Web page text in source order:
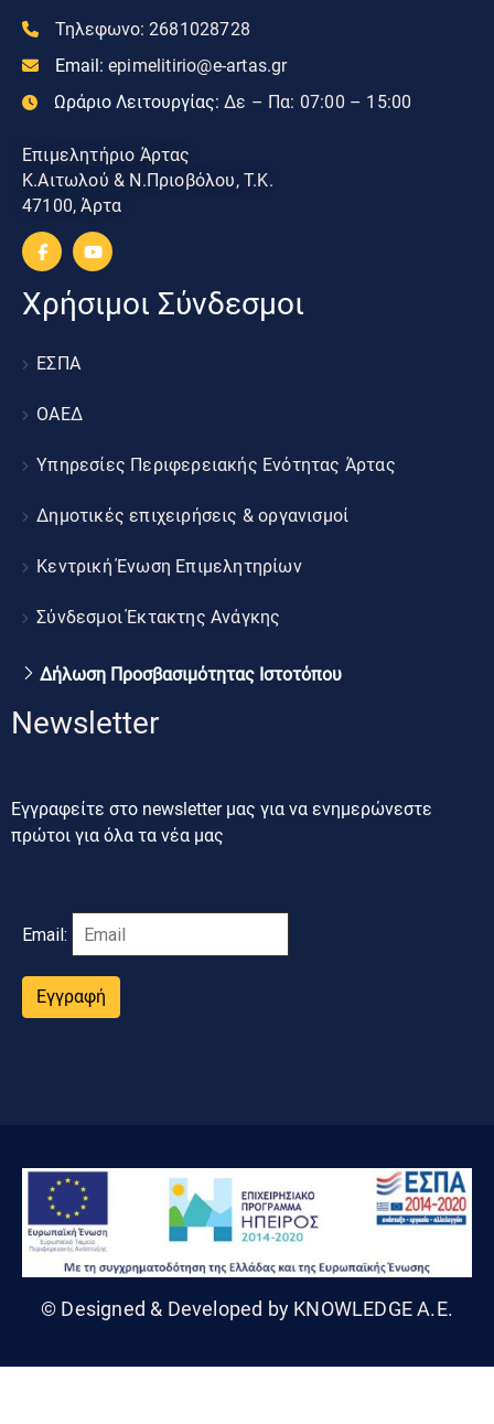
Τηλεφωνο: 2681028728
Email: epimelitirio@e-artas.gr
Ωράριο Λειτουργίας: Δε – Πα: 07:00 – 15:00
Επιμελητήριο Άρτας
Κ.Αιτωλού & Ν.Πριοβόλου, Τ.Κ.
47100, Άρτα
Χρήσιμοι Σύνδεσμοι
ΕΣΠΑ
ΟΑΕΔ
Υπηρεσίες Περιφερειακής Ενότητας Άρτας
Δημοτικές επιχειρήσεις & οργανισμοί
Κεντρική Ένωση Επιμελητηρίων
Σύνδεσμοι Έκτακτης Ανάγκης
Δήλωση Προσβασιμότητας Ιστοτόπου
Newsletter
Εγγραφείτε στο newsletter μας για να ενημερώνεστε
πρώτοι για όλα τα νέα μας
Email:
Εγγραφή
© Designed & Developed by KNOWLEDGE A.E.